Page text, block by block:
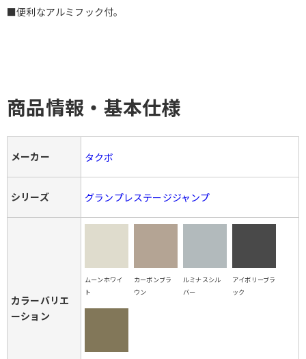
■便利なアルミフック付。
商品情報・基本仕様
メーカー タクボ
シリーズ グランプレステージジャンプ
カラーバリエ
ーション
ムーンホワイ
ト
カーボンブラ
ウン
ルミナスシル
バー
アイボリーブラ
ック